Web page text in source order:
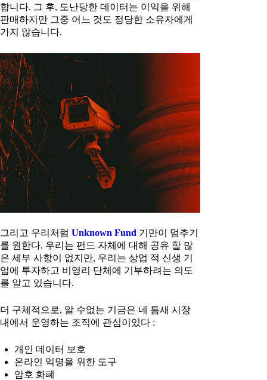
합니다. 그 후, 도난당한 데이터는 이익을 위해
판매하지만 그중 어느 것도 정당한 소유자에게
가지 않습니다.
그리고 우리처럼 Unknown Fund 기만이 멈추기
를 원한다. 우리는 펀드 자체에 대해 공유 할 많
은 세부 사항이 없지만, 우리는 상업 적 신생 기
업에 투자하고 비영리 단체에 기부하려는 의도
를 알고 있습니다.
더 구체적으로, 알 수없는 기금은 네 틈새 시장
내에서 운영하는 조직에 관심이있다 :
개인 데이터 보호
온라인 익명을 위한 도구
암호 화폐